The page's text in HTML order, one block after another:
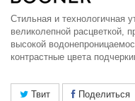
Стильная и технологичная
великолепной расцветкой,
высокой
контрастные цвета
Твит Поделиться